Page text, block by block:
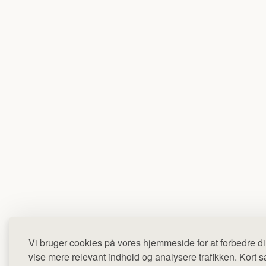
Vi bruger cookies på vores hjemmeside for at forbedre
vise mere relevant indhold og analysere trafikken. Kort